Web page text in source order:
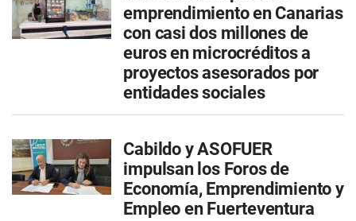
emprendimiento en Canarias
con casi dos millones de
euros en microcréditos a
proyectos asesorados por
entidades sociales
Cabildo y ASOFUER
impulsan los Foros de
Economía, Emprendimiento y
Empleo en Fuerteventura